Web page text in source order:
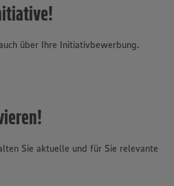
über Ihre Initiativbewerbung.
Sie aktuelle und für Sie relevante